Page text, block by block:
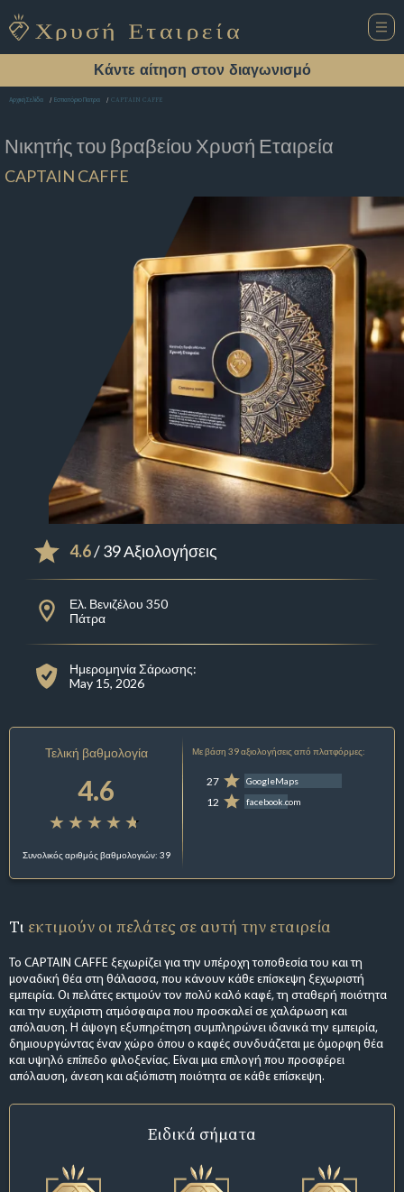
Κάντε αίτηση στον διαγωνισμό
Αρχική Σελίδα Εστιατόριο Πατρα CAPTAIN CAFFE
Νικητής του βραβείου Χρυσή Εταιρεία
CAPTAIN CAFFE
4.6/ 39 Αξιολογήσεις
Ελ. Βενιζέλου 350
Πάτρα
Ημερομηνία Σάρωσης:
May 15, 2026
Τελική βαθμολογία
4.6
Συνολικός αριθμός βαθμολογιών: 39
Με βάση 39 αξιολογήσεις από πλατφόρμες:
27 GoogleMaps
12 facebook.com
Τι εκτιμούν οι πελάτες σε αυτή την εταιρεία
Το CAPTAIN CAFFE ξεχωρίζει για την υπέροχη τοποθεσία του και τη
μοναδική θέα στη θάλασσα, που κάνουν κάθε επίσκεψη ξεχωριστή
εμπειρία. Οι πελάτες εκτιμούν τον πολύ καλό καφέ, τη σταθερή ποιότητα
και την ευχάριστη ατμόσφαιρα που προσκαλεί σε χαλάρωση και
απόλαυση. Η άψογη εξυπηρέτηση συμπληρώνει ιδανικά την εμπειρία,
δημιουργώντας έναν χώρο όπου ο καφές συνδυάζεται με όμορφη θέα
και υψηλό επίπεδο φιλοξενίας. Είναι μια επιλογή που προσφέρει
απόλαυση, άνεση και αξιόπιστη ποιότητα σε κάθε επίσκεψη.
Ειδικά σήματα